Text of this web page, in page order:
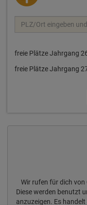
freie Plätze Jahrgang
freie Plätze Jahrgang
Wir rufen für dich
Diese werden benutzt
anzuzeigen. Es